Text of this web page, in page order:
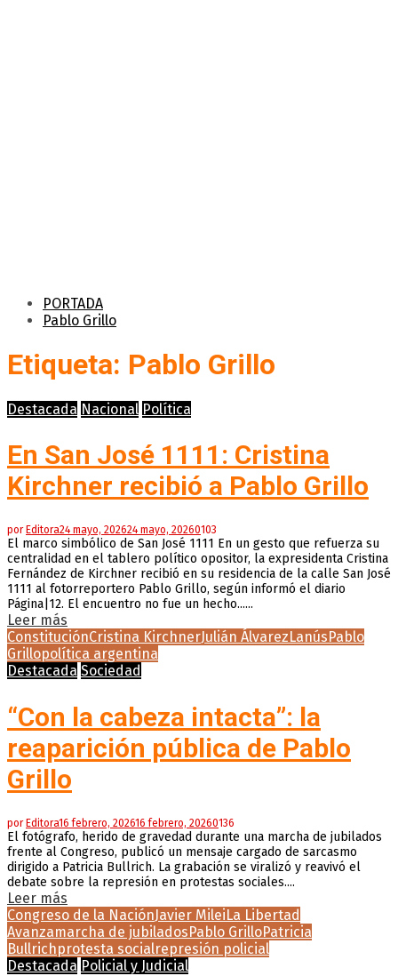
PORTADA
Pablo Grillo
Etiqueta: Pablo Grillo
Destacada Nacional Política
En San José 1111: Cristina
Kirchner recibió a Pablo Grillo
por Editora24 mayo, 202624 mayo, 20260103
El marco simbólico de San José 1111 En un gesto que refuerza su
centralidad en el tablero político opositor, la expresidenta Cristina
Fernández de Kirchner recibió en su residencia de la calle San José
1111 al fotorreportero Pablo Grillo, según informó el diario
Página|12. El encuentro no fue un hecho......
Leer más
ConstituciónCristina KirchnerJulián Álvarez Lanús Pablo
Grillopolítica argentina
Destacada Sociedad
“Con la cabeza intacta”: la
reaparición pública de Pablo
Grillo
por Editora16 febrero, 202616 febrero, 20260136
El fotógrafo, herido de gravedad durante una marcha de jubilados
frente al Congreso, publicó un mensaje cargado de sarcasmo
dirigido a Patricia Bullrich. La grabación se viralizó y reavivó el
debate sobre la represión en protestas sociales....
Leer más
Congreso de la NaciónJavier MileiLa Libertad
Avanzamarcha de jubiladosPablo GrilloPatricia
Bullrichprotesta socialrepresión policial
Destacada Policial y Judicial